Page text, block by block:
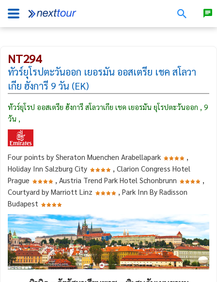
NT294
ทัวร์ยุโรปตะวันออก เยอรมัน ออสเตรีย เชค สโลวา
เกีย ฮังการี 9 วัน (EK)
ทัวร์ยุโรป ออสเตรีย ฮังการี สโลวาเกีย เชค เยอรมัน ยุโรปตะวันออก , 9
วัน ,
Four points by Sheraton Muenchen Arabellapark
,
Holiday Inn Salzburg City
, Clarion Congress Hotel
Prague
, Austria Trend Park Hotel Schonbrunn
,
Courtyard by Marriott Linz
, Park Inn By Radisson
Budapest